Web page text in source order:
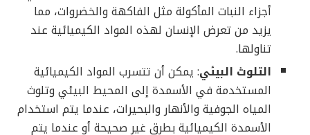
أجزاء النبات المأكولة مثل الفاكهة والخضروات، مما
يزيد من تعرض الإنسان لهذه المواد الكيميائية عند
تناولها.
التلوث البيئي: يمكن أن تتسرب المواد الكيميائية
المستخدمة في الأسمدة إلى المحيط البيئي وتلوث
المياه الجوفية والأنهار والبحيرات، عندما يتم استخدام
الأسمدة الكيميائية بطرق غير صحيحة أو عندما يتم